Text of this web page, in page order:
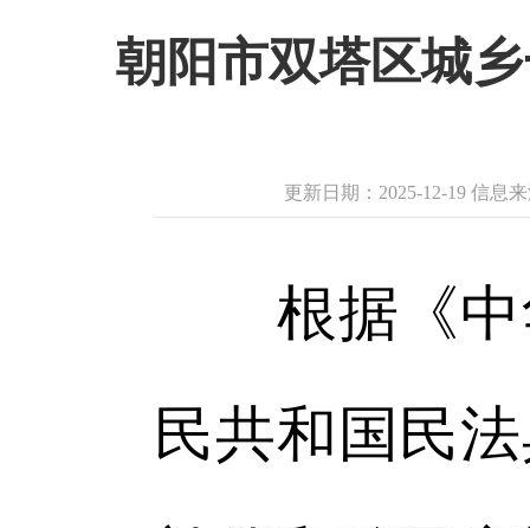
朝阳市双塔区城
更新日期：2025-12-19 信息
根据《中
民共和国民